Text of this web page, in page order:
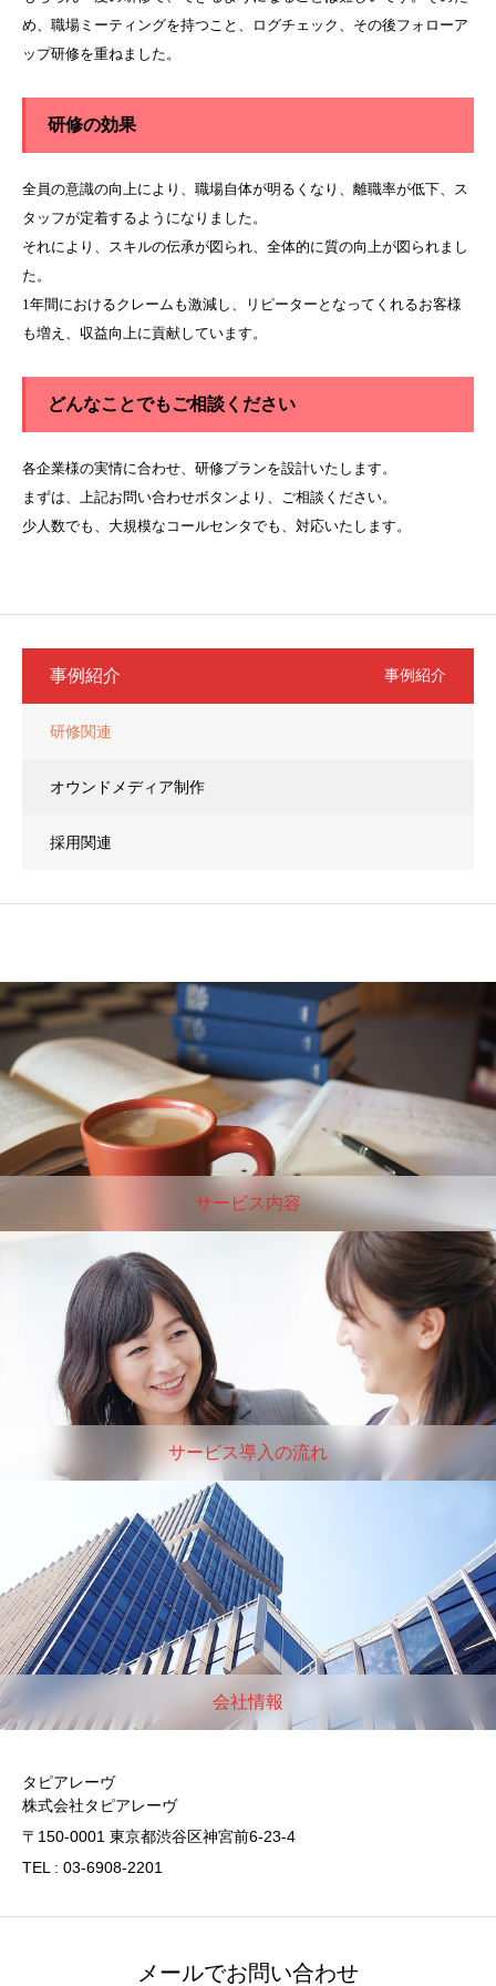
め、職場ミーティングを持つこと、ログチェック、その後フォローア
ップ研修を重ねました。
研修の効果
全員の意識の向上により、職場自体が明るくなり、離職率が低下、ス
タッフが定着するようになりました。
それにより、スキルの伝承が図られ、全体的に質の向上が図られまし
た。
1年間におけるクレームも激減し、リピーターとなってくれるお客様
も増え、収益向上に貢献しています。
どんなことでもご相談ください
各企業様の実情に合わせ、研修プランを設計いたします。
まずは、上記お問い合わせボタンより、ご相談ください。
少人数でも、大規模なコールセンタでも、対応いたします。
事例紹介 事例紹介
研修関連
オウンドメディア制作
採用関連
サービス内容
サービス導入の流れ
会社情報
タピアレーヴ
株式会社タピアレーヴ
〒150-0001 東京都渋谷区神宮前6-23-4
TEL : 03-6908-2201
メールでお問い合わせ